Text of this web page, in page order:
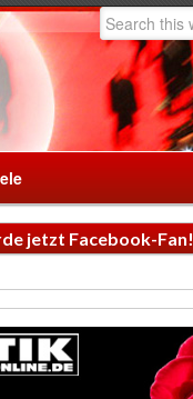
jetzt Facebook-Fan!